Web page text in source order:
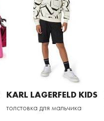
KARL LAGERFELD KIDS
толстовка для мальчика